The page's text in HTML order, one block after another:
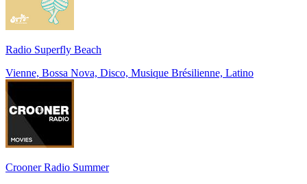
Radio Superfly Beach
Vienne, Bossa Nova, Disco, Musique Brésilienne, Latino
Crooner Radio Summer